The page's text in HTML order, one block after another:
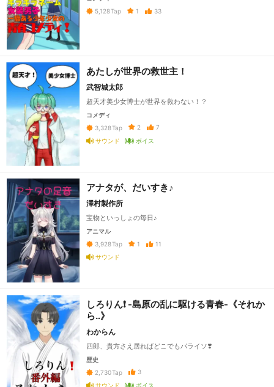
5,128Tap 1 33
あたしが世界の救世主！
武智城太郎
超天才美少女博士が世界を救わない！？
コメディ
3,328Tap 2
7
サウンド
ボイス
アナタが、だいすき♪
澤村製作所
宝物といっしょの毎日♪
アニマル
3,928Tap 1
11
サウンド
しろりん❗️ -島原の乱に駆ける青春-《それか
ら‥》
わからん
四郎、貴方さえ居ればどこでもパライソ❣️
歴史
2,730Tap
3
サウンド
ボイス